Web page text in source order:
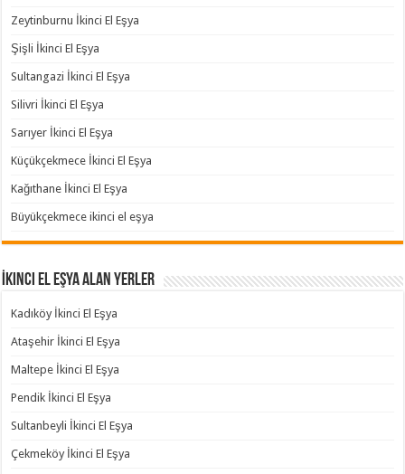
Zeytinburnu İkinci El Eşya
Şişli İkinci El Eşya
Sultangazi İkinci El Eşya
Silivri İkinci El Eşya
Sarıyer İkinci El Eşya
Küçükçekmece İkinci El Eşya
Kağıthane İkinci El Eşya
Büyükçekmece ikinci el eşya
İkinci El Eşya Alan Yerler
Kadıköy İkinci El Eşya
Ataşehir İkinci El Eşya
Maltepe İkinci El Eşya
Pendik İkinci El Eşya
Sultanbeyli İkinci El Eşya
Çekmeköy İkinci El Eşya